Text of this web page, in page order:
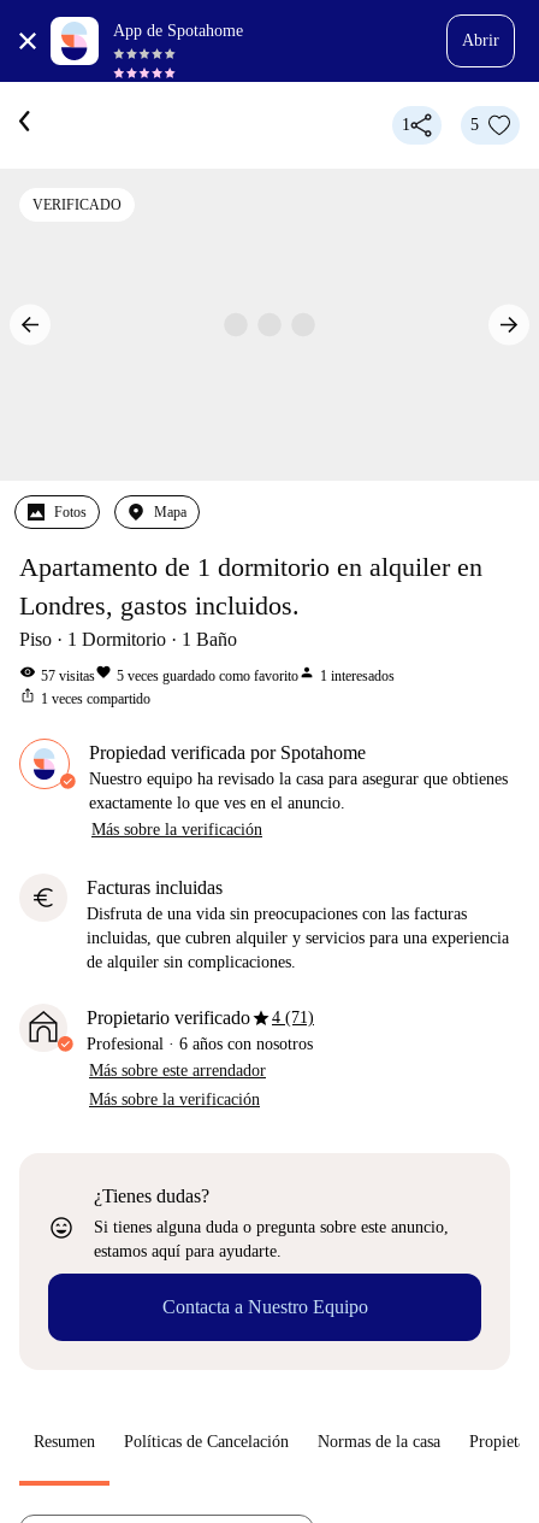
App de Spotahome
Abrir
1 5
VERIFICADO
Fotos Mapa
Apartamento de 1 dormitorio en alquiler en
Londres, gastos incluidos.
Piso 1 Dormitorio 1 Baño
visibility 57 visitasfavorite 5 veces guardado como favoritoperson 1 interesados
ios_share 1 veces compartido
Propiedad verificada por Spotahome
Nuestro equipo ha revisado la casa para asegurar que obtienes
exactamente lo que ves en el anuncio.
Más sobre la verificación
euro Facturas incluidas
Disfruta de una vida sin preocupaciones con las facturas
incluidas, que cubren alquiler y servicios para una experiencia
de alquiler sin complicaciones.
Propietario verificadostar4 (71)
Profesional · 6 años con nosotros
Más sobre este arrendador
Más sobre la verificación
sentiment_very_satisfied
¿Tienes dudas?
Si tienes alguna duda o pregunta sobre este anuncio,
estamos aquí para ayudarte.
Contacta a Nuestro Equipo
Resumen Políticas de Cancelación Normas de la casa